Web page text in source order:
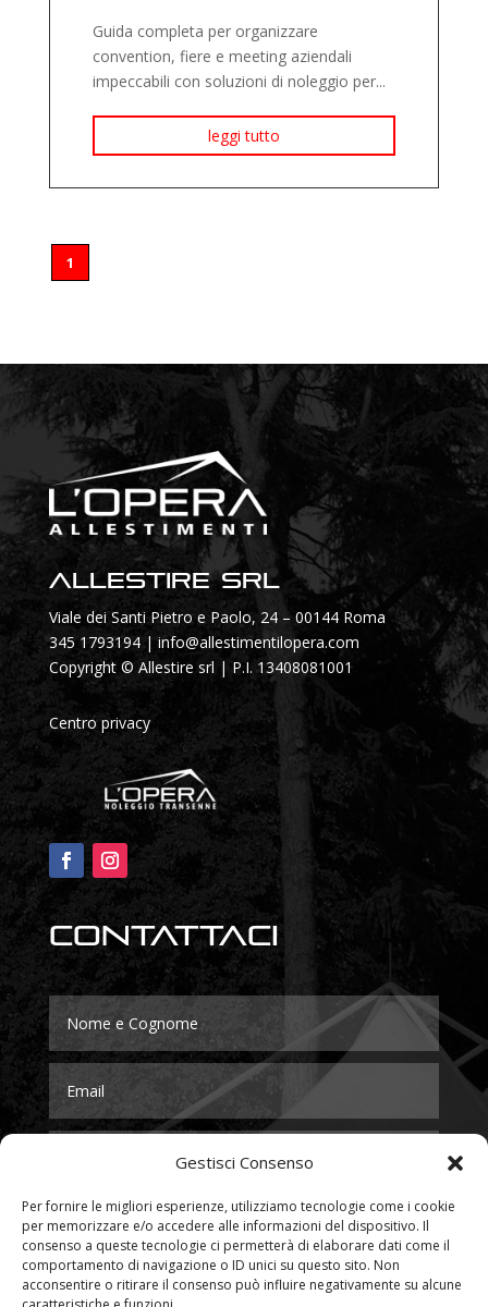
Gestisci Consenso
Per fornire le migliori esperienze, utilizziamo tecnologie come i cookie
per memorizzare e/o accedere alle informazioni del dispositivo. Il
consenso a queste tecnologie ci permetterà di elaborare dati come il
comportamento di navigazione o ID unici su questo sito. Non
acconsentire o ritirare il consenso può influire negativamente su alcune
Guida completa per organizzare
convention, fiere e meeting aziendali
impeccabili con soluzioni di noleggio per...
leggi tutto
1
Allestire SRL
Viale dei Santi Pietro e Paolo, 24 – 00144 Roma
345 1793194|info@allestimentilopera.com
Copyright © Allestire srl | P.I. 13408081001
Centro privacy
Contattaci